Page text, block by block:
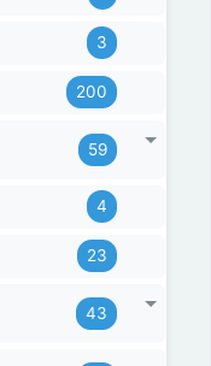
3
200
59
4
23
43